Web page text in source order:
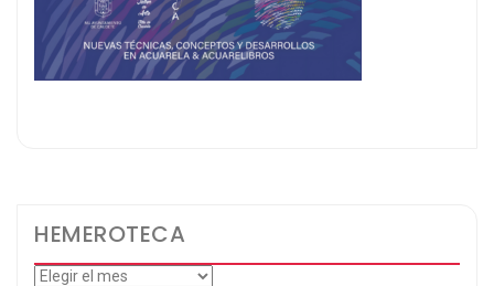
HEMEROTECA
Hemeroteca